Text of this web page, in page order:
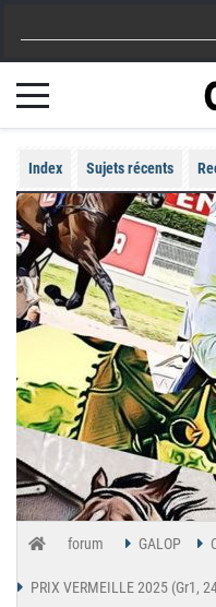
Index Sujets récents
forum GALOP
PRIX VERMEILLE 2025 (Gr1,